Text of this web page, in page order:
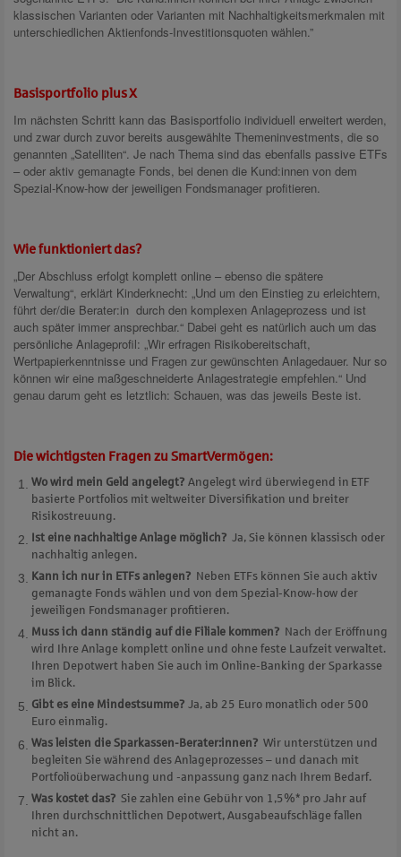
klassischen Varianten oder Varianten mit Nachhaltigkeitsmerkmalen mit
unterschiedlichen Aktienfonds-Investitionsquoten wählen.”
Basisportfolio plus X
Im nächsten Schritt kann das Basisportfolio individuell erweitert werden,
und zwar durch zuvor bereits ausgewählte Themeninvestments, die so
genannten „Satelliten“. Je nach Thema sind das ebenfalls passive ETFs
– oder aktiv gemanagte Fonds, bei denen die Kund:innen von dem
Spezial-Know-how der jeweiligen Fondsmanager profitieren.
Wie funktioniert das?
„Der Abschluss erfolgt komplett online – ebenso die spätere
Verwaltung“, erklärt Kinderknecht: „Und um den Einstieg zu erleichtern,
führt der/die Berater:in durch den komplexen Anlageprozess und ist
auch später immer ansprechbar.“ Dabei geht es natürlich auch um das
persönliche Anlageprofil: „Wir erfragen Risikobereitschaft,
Wertpapierkenntnisse und Fragen zur gewünschten Anlagedauer. Nur so
können wir eine maßgeschneiderte Anlagestrategie empfehlen.“ Und
genau darum geht es letztlich: Schauen, was das jeweils Beste ist.
Die wichtigsten Fragen zu SmartVermögen:
Wo wird mein Geld angelegt? Angelegt wird überwiegend in ETF
basierte Portfolios mit weltweiter Diversifikation und breiter
Risikostreuung.
Ist eine nachhaltige Anlage möglich? Ja, Sie können klassisch oder
nachhaltig anlegen.
Kann ich nur in ETFs anlegen? Neben ETFs können Sie auch aktiv
gemanagte Fonds wählen und von dem Spezial-Know-how der
jeweiligen Fondsmanager profitieren.
Muss ich dann ständig auf die Filiale kommen? Nach der Eröffnung
wird Ihre Anlage komplett online und ohne feste Laufzeit verwaltet.
Ihren Depotwert haben Sie auch im Online-Banking der Sparkasse
im Blick.
Gibt es eine Mindestsumme? Ja, ab 25 Euro monatlich oder 500
Euro einmalig.
Was leisten die Sparkassen-Berater:innen? Wir unterstützen und
begleiten Sie während des Anlageprozesses – und danach mit
Portfolioüberwachung und -anpassung ganz nach Ihrem Bedarf.
Was kostet das? Sie zahlen eine Gebühr von 1,5%* pro Jahr auf
Ihren durchschnittlichen Depotwert, Ausgabeaufschläge fallen
nicht an.